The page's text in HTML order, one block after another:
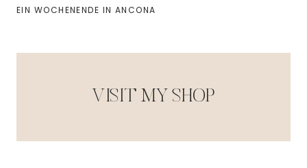
EIN WOCHENENDE IN ANCONA
VISIT MY SHOP